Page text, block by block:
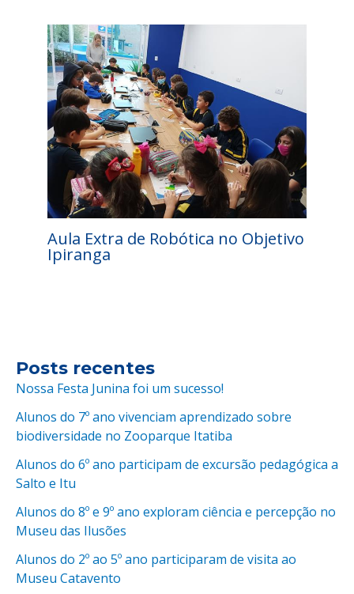
Aula Extra de Robótica no Objetivo
Ipiranga
Posts recentes
Nossa Festa Junina foi um sucesso!
Alunos do 7º ano vivenciam aprendizado sobre
biodiversidade no Zooparque Itatiba
Alunos do 6º ano participam de excursão pedagógica a
Salto e Itu
Alunos do 8º e 9º ano exploram ciência e percepção no
Museu das Ilusões
Alunos do 2º ao 5º ano participaram de visita ao
Museu Catavento